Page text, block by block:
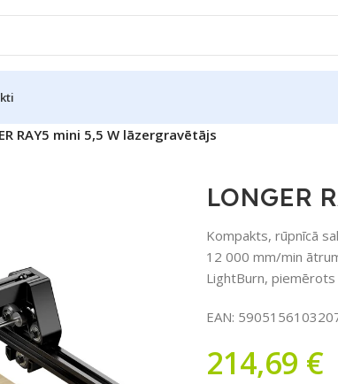
RAY5 mini 5,5 W lāzergravētājs
LONGER
Kompakts, rūpnīcā
12 000 mm/min
LightBurn, piemērots
EAN:
214,69 €